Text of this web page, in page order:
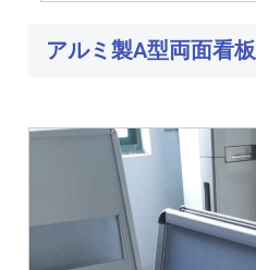
アルミ製A型両面看板